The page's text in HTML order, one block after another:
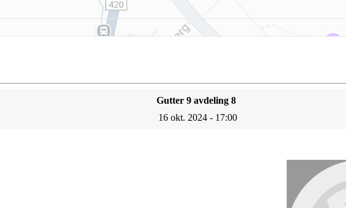
Gutter 9 avdeling 8
16 okt. 2024 - 17:00